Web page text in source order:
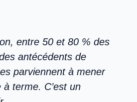
entre 50 et 80 % des
antécédents de
parviennent à mener
terme. C’est un